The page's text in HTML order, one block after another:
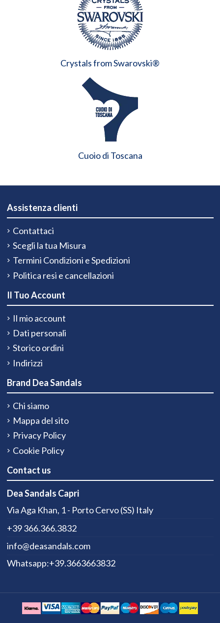
Crystals from Swarovski®
Cuoio di Toscana
Assistenza clienti
Contattaci
Scegli la tua Misura
Termini Condizioni e Spedizioni
Politica resi e cancellazioni
Il Tuo Account
Il mio account
Dati personali
Storico ordini
Indirizzi
Brand Dea Sandals
Chi siamo
Mappa del sito
Privacy Policy
Cookie Policy
Contact us
Dea Sandals Capri
Via Aga Khan, 1 - Porto Cervo (SS) Italy
+39 366.366.3832
info@deasandals.com
Whatsapp:+39.3663663832